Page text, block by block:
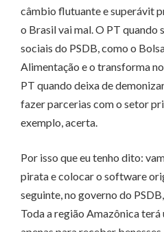
câmbio flutuante e superávit
o Brasil vai mal. O PT quando
sociais do PSDB, como o
Alimentação e o transforma
PT quando deixa de
fazer parcerias com o setor
exemplo, acerta.
Por isso que eu tenho dito:
pirata e colocar o software
seguinte, no governo do
Toda a região Amazônica